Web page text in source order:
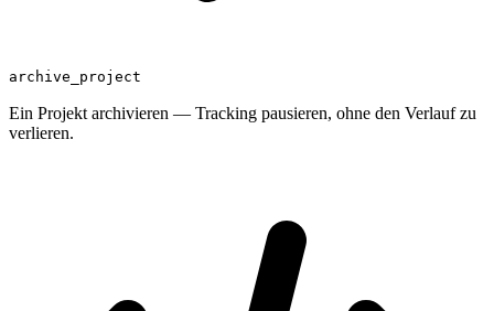
archive_project
Ein Projekt archivieren — Tracking pausieren, ohne den Verlauf zu
verlieren.